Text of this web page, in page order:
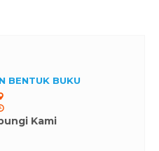
BENTUK BUKU
Kami